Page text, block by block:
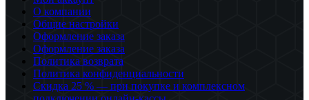
О компании
Общие настройки
Оформление заказа
Оформление заказа
Политика возврата
Политика конфиденциальности
Скидка 25 % — при покупке и комплексном